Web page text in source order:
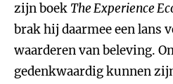
zijn boek The Experience
brak hij daarmee een lans
waarderen van beleving.
gedenkwaardig kunnen